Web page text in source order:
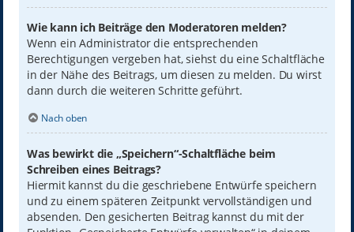
Wie kann ich Beiträge den Moderatoren melden?
Wenn ein Administrator die entsprechenden
Berechtigungen vergeben hat, siehst du eine Schaltfläche
in der Nähe des Beitrags, um diesen zu melden. Du wirst
dann durch die weiteren Schritte geführt.
Nach oben
Was bewirkt die „Speichern“-Schaltfläche beim
Schreiben eines Beitrags?
Hiermit kannst du die geschriebene Entwürfe speichern
und zu einem späteren Zeitpunkt vervollständigen und
absenden. Den gesicherten Beitrag kannst du mit der